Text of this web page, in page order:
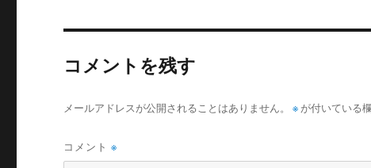
コメントを残す
メールアドレスが公開されることはありません。 ※ が付いている
コメント※